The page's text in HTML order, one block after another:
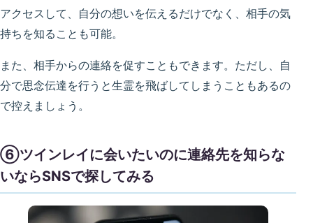
アクセスして、自分の想いを伝えるだけでなく、相手の気
持ちを知ることも可能。
また、相手からの連絡を促すこともできます。ただし、自
分で思念伝達を行うと生霊を飛ばしてしまうこともあるの
で控えましょう。
⑥ツインレイに会いたいのに連絡先を知らな
いならSNSで探してみる